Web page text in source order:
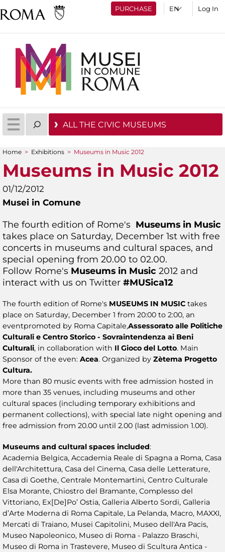
PURCHASE Log In
ALL THE CIVIC MUSEUMS
You are here
Home > Exhibitions > Museums in Music 2012
Museums in Music 2012
01/12/2012
Musei in Comune
The fourth edition of Rome's Museums in Music
takes place on Saturday, December 1st with free
concerts in museums and cultural spaces, and
special opening from 20.00 to 02.00.
Follow Rome's Museums in Music 2012 and
interact with us on Twitter #MUSica12
The fourth edition of Rome's MUSEUMS IN MUSIC takes
place on Saturday, December 1 from 20:00 to 2:00, an
eventpromoted by Roma Capitale,Assessorato alle Politiche
Culturali e Centro Storico - Sovraintendenza ai Beni
Culturali, in collaboration with Il Gioco del Lotto. Main
Sponsor of the even: Acea. Organized by Zètema Progetto
Cultura.
More than 80 music events with free admission hosted in
more than 35 venues, including museums and other
cultural spaces (including temporary exhibitions and
permanent collections), with special late night opening and
free admission from 20.00 until 2.00 (last admission 1.00).
Museums and cultural spaces included:
Academia Belgica, Accademia Reale di Spagna a Roma, Casa
dell'Architettura, Casa del Cinema, Casa delle Letterature,
Casa di Goethe, Centrale Montemartini, Centro Culturale
Elsa Morante, Chiostro del Bramante, Complesso del
Vittoriano, Ex[De]Po’ Ostia, Galleria Alberto Sordi, Galleria
d’Arte Moderna di Roma Capitale, La Pelanda, Macro, MAXXI,
Mercati di Traiano, Musei Capitolini, Museo dell'Ara Pacis,
Museo Napoleonico, Museo di Roma - Palazzo Braschi,
Museo di Roma in Trastevere, Museo di Scultura Antica -